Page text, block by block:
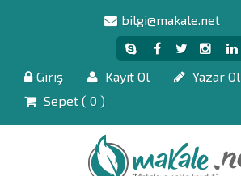
bilgi@makale.net
Giriş Kayıt Ol
Yazar Ol
Sepet ( 0 )